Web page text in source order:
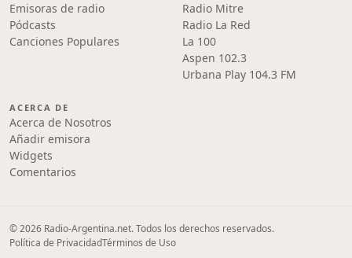
Emisoras de radio
Pódcasts
Canciones Populares
Radio Mitre
Radio La Red
La 100
Aspen 102.3
Urbana Play 104.3 FM
ACERCA DE
Acerca de Nosotros
Añadir emisora
Widgets
Comentarios
© 2026 Radio-Argentina.net. Todos los derechos reservados.
Política de PrivacidadTérminos de Uso